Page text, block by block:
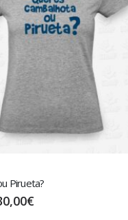
Pirueta?
€